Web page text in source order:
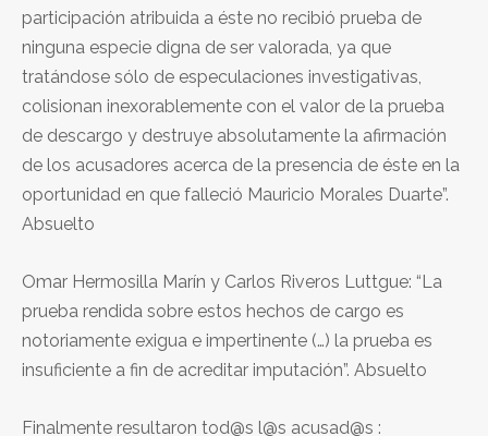
participación atribuida a éste no recibió prueba de
ninguna especie digna de ser valorada, ya que
tratándose sólo de especulaciones investigativas,
colisionan inexorablemente con el valor de la prueba
de descargo y destruye absolutamente la afirmación
de los acusadores acerca de la presencia de éste en la
oportunidad en que falleció Mauricio Morales Duarte”.
Absuelto
Omar Hermosilla Marín y Carlos Riveros Luttgue: “La
prueba rendida sobre estos hechos de cargo es
notoriamente exigua e impertinente (…) la prueba es
insuficiente a fin de acreditar imputación”. Absuelto
Finalmente resultaron tod@s l@s acusad@s :